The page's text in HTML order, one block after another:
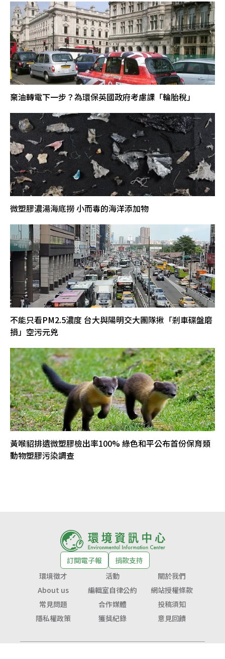
棄油轉電下一步？為環保英國政府考慮課「輪胎稅」
微塑膠濃湯海底撈 小而毒的海洋添加物
不能只看PM2.5濃度 台大與陽明交大團隊揪「剎車碟盤磨
損」空污元兇
黃喉貂排遺微塑膠檢出率100% 綠色和平公布首份保育類
動物塑膠污染調查
訂閱電子報
捐款支持
環境徵才
活動
關於我們
About us
編輯室自律公約
網站授權條款
常見問題
合作媒體
投稿須知
隱私權政策
獲獎紀錄 意見回饋